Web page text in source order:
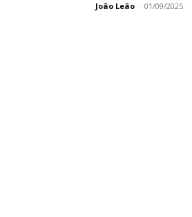
João Leão - 01/09/2025